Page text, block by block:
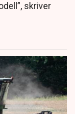
skriver